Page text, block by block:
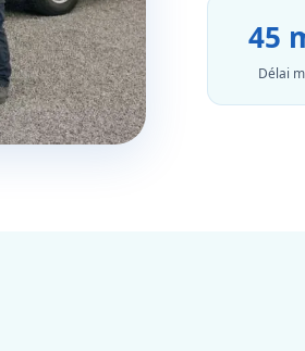
45
Délai